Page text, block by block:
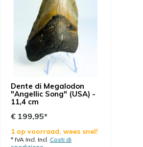
Dente di Megalodon
"Angellic Song" (USA) -
11,4 cm
€ 199,95*
1 op voorraad, wees snel!
* IVA Incl. Incl. Costi di